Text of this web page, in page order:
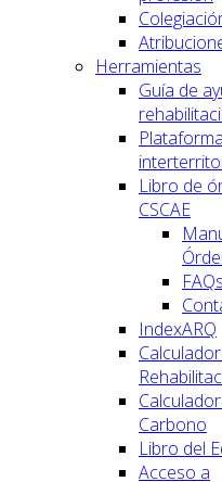
Herramientas
Guía de
Libro de
CSCAE
IndexARQ
Carbono
Libro del
Acceso a